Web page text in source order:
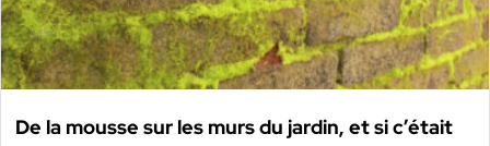
De la mousse sur les murs du jardin, et si c’était